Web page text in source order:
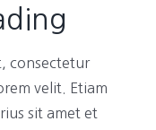
consectetur
velit. Etiam
sit amet et